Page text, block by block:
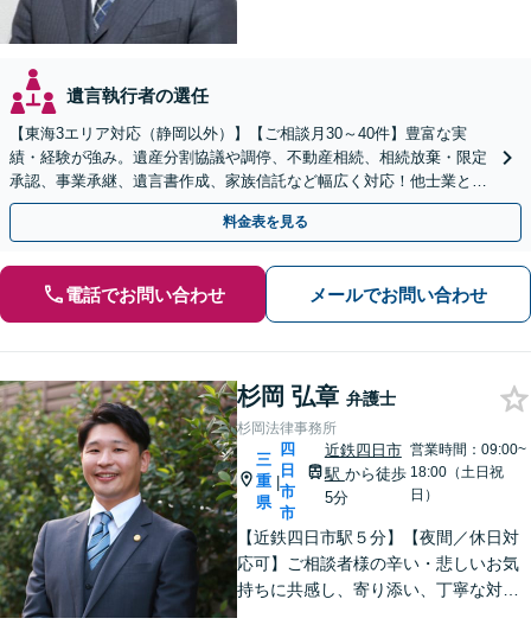
遺言執行者の選任
【東海3エリア対応（静岡以外）】【ご相談月30～40件】豊富な実
績・経験が強み。遺産分割協議や調停、不動産相続、相続放棄・限定
承認、事業承継、遺言書作成、家族信託など幅広く対応！他士業と連
携して円滑な問題解決を目指します。【初回面談無料】
料金表を見る
電話でお問い合わせ メールでお問い合わせ
杉岡 弘章 弁護士
杉岡法律事務所
三
重
県
|
四
日
市
市
近鉄四日市
駅 から徒歩
5分
営業時間：09:00~
18:00（土日祝
日）
【近鉄四日市駅５分】【夜間／休日対
応可】ご相談者様の辛い・悲しいお気
持ちに共感し、寄り添い、丁寧な対応